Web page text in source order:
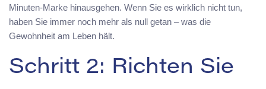
Minuten-Marke hinausgehen. Wenn Sie es wirklich nicht tun,
haben Sie immer noch mehr als null getan – was die
Gewohnheit am Leben hält.
Schritt 2: Richten Sie